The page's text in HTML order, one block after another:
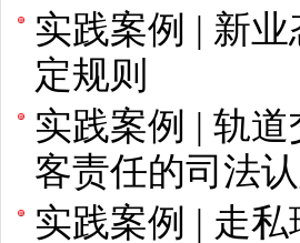
实践案例 | 新
定规则
实践案例 | 轨
客责任的司法
实践案例 | 走